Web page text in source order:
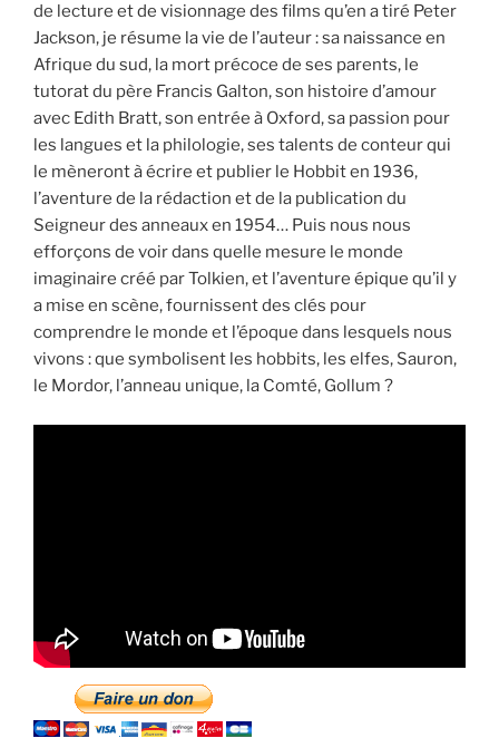
de lecture et de visionnage des films qu’en a tiré Peter
Jackson, je résume la vie de l’auteur : sa naissance en
Afrique du sud, la mort précoce de ses parents, le
tutorat du père Francis Galton, son histoire d’amour
avec Edith Bratt, son entrée à Oxford, sa passion pour
les langues et la philologie, ses talents de conteur qui
le mèneront à écrire et publier le Hobbit en 1936,
l’aventure de la rédaction et de la publication du
Seigneur des anneaux en 1954… Puis nous nous
efforçons de voir dans quelle mesure le monde
imaginaire créé par Tolkien, et l’aventure épique qu’il y
a mise en scène, fournissent des clés pour
comprendre le monde et l’époque dans lesquels nous
vivons : que symbolisent les hobbits, les elfes, Sauron,
le Mordor, l’anneau unique, la Comté, Gollum ?